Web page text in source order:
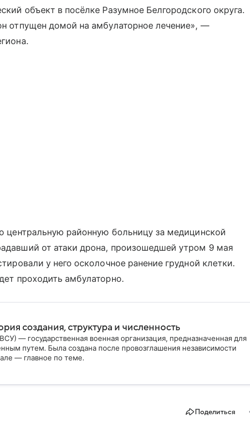
объект в посёлке Разумное Белгородского округа.
отпущен домой на амбулаторное лечение», —
центральную районную больницу за медицинской
от атаки дрона, произошедшей утром 9 мая
у него осколочное ранение грудной клетки.
проходить амбулаторно.
создания, структура и численность
— государственная военная организация, предназначенная для
путем. Была создана после провозглашения независимости
— главное по теме.
Поделиться